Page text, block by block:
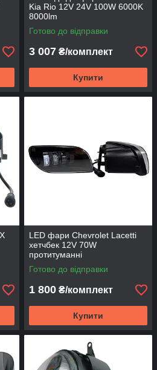
Kia Rio 12V 24V 100W 6000K
8000lm
Готово до відправки
3 007 ₴/комплект
Купити
LED фари Chevrolet Lacetti
хетчбек 12V 70W
протитуманні
Готово до відправки
1 800 ₴/комплект
Купити